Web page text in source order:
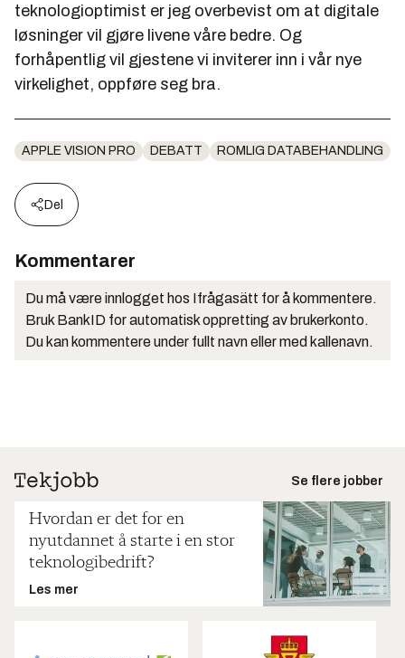
teknologioptimist er jeg overbevist om at digitale
løsninger vil gjøre livene våre bedre. Og
forhåpentlig vil gjestene vi inviterer inn i vår nye
virkelighet, oppføre seg bra.
APPLE VISION PRO DEBATT ROMLIG DATABEHANDLING
Del
Kommentarer
Du må være innlogget hos Ifrågasätt for å kommentere.
Bruk BankID for automatisk oppretting av brukerkonto.
Du kan kommentere under fullt navn eller med kallenavn.
Se flere jobber
Hvordan er det for en
nyutdannet å starte i en stor
teknologibedrift?
Les mer